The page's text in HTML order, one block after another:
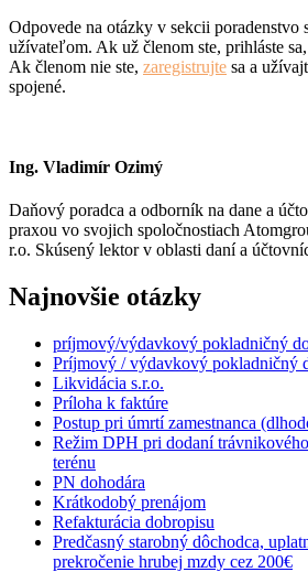
Odpovede na otázky v sekcii poradenstvo
užívateľom. Ak už členom ste, prihláste
Ak členom nie ste, zaregistrujte sa a
spojené.
Ing. Vladimír Ozimý
Daňový poradca a odborník na dane a
praxou vo svojich spoločnostiach
r.o. Skúsený lektor v oblasti daní a
Najnovšie otázky
príjmový/výdavkový pokladničný
Príjmový / výdavkový pokladničný
Likvidácia s.r.o.
Príloha k faktúre
Postup pri úmrtí zamestnanca
Režim DPH pri dodaní
terénu
PN dohodára
Krátkodobý prenájom
Refakturácia dobropisu
Predčasný starobný dôchodca,
prekročenie hrubej mzdy cez 200€